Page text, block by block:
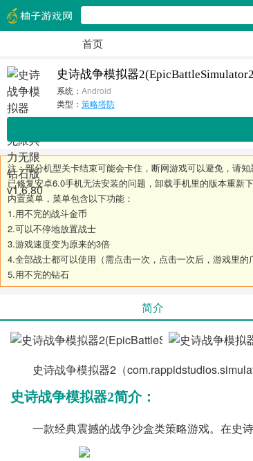
首页
史诗战争模拟器
系统： Android
类型： 策略塔防
注：部分机型关卡结束可能会卡住，断网游戏可以避免，请知
已修复安卓6.0手机无法安装的问题，卸载手机里的版本重新
内置菜单，菜单包含以下功能：
1.用不完的战斗金币
2.可以不停地放置战士
3.游戏速度变为原来的3倍
4.全部战士都可以使用（需点击一次，点击一次后，游戏里的
5.用不完的钻石
简介
史诗战争模拟器2（
史诗战争模拟器2简介：
一款经典震撼的战争沙盒类策略游戏。在史